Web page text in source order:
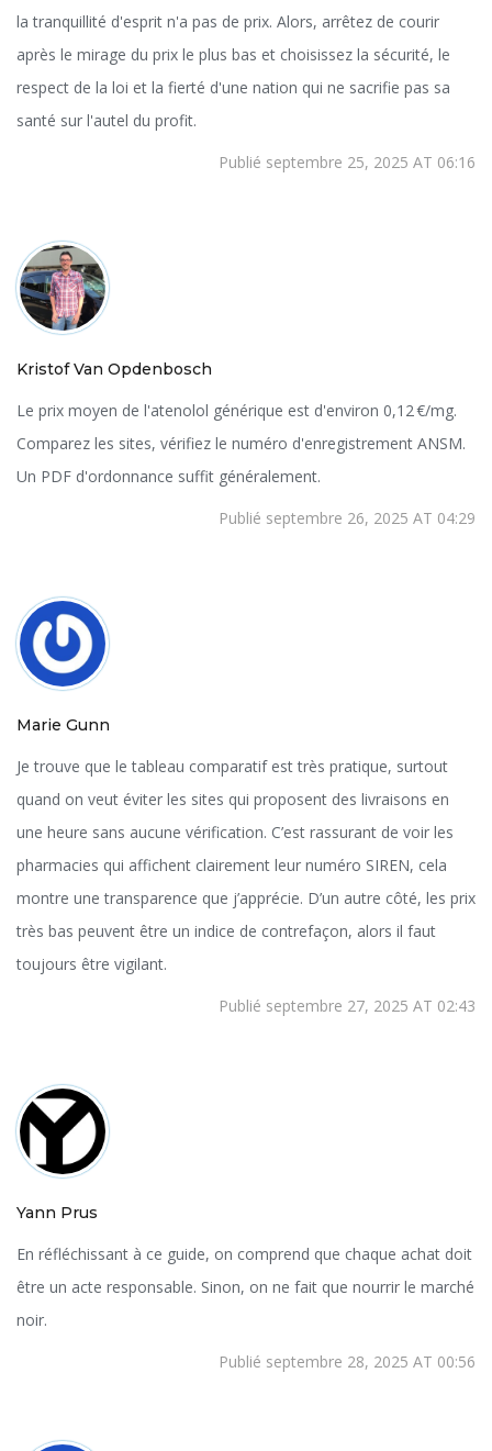
la tranquillité d'esprit n'a pas de prix. Alors, arrêtez de courir
après le mirage du prix le plus bas et choisissez la sécurité, le
respect de la loi et la fierté d'une nation qui ne sacrifie pas sa
santé sur l'autel du profit.
Publié septembre 25, 2025 AT 06:16
Kristof Van Opdenbosch
Le prix moyen de l'atenolol générique est d'environ 0,12 €/mg.
Comparez les sites, vérifiez le numéro d'enregistrement ANSM.
Un PDF d'ordonnance suffit généralement.
Publié septembre 26, 2025 AT 04:29
Marie Gunn
Je trouve que le tableau comparatif est très pratique, surtout
quand on veut éviter les sites qui proposent des livraisons en
une heure sans aucune vérification. C’est rassurant de voir les
pharmacies qui affichent clairement leur numéro SIREN, cela
montre une transparence que j’apprécie. D’un autre côté, les prix
très bas peuvent être un indice de contrefaçon, alors il faut
toujours être vigilant.
Publié septembre 27, 2025 AT 02:43
Yann Prus
En réfléchissant à ce guide, on comprend que chaque achat doit
être un acte responsable. Sinon, on ne fait que nourrir le marché
noir.
Publié septembre 28, 2025 AT 00:56